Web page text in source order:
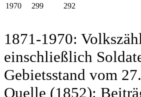
1970
299 292
1871-1970:
einschließlich
Gebietsstand vom
Quelle (1852):